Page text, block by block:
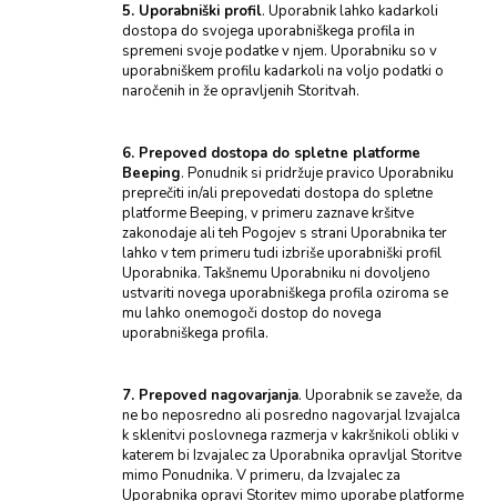
5. Uporabniški profil. Uporabnik lahko kadarkoli
dostopa do svojega uporabniškega profila in
spremeni svoje podatke v njem. Uporabniku so v
uporabniškem profilu kadarkoli na voljo podatki o
naročenih in že opravljenih Storitvah.
6. Prepoved dostopa do spletne platforme
Beeping. Ponudnik si pridržuje pravico Uporabniku
preprečiti in/ali prepovedati dostopa do spletne
platforme Beeping, v primeru zaznave kršitve
zakonodaje ali teh Pogojev s strani Uporabnika ter
lahko v tem primeru tudi izbriše uporabniški profil
Uporabnika. Takšnemu Uporabniku ni dovoljeno
ustvariti novega uporabniškega profila oziroma se
mu lahko onemogoči dostop do novega
uporabniškega profila.
7. Prepoved nagovarjanja. Uporabnik se zaveže, da
ne bo neposredno ali posredno nagovarjal Izvajalca
k sklenitvi poslovnega razmerja v kakršnikoli obliki v
katerem bi Izvajalec za Uporabnika opravljal Storitve
mimo Ponudnika. V primeru, da Izvajalec za
Uporabnika opravi Storitev mimo uporabe platforme